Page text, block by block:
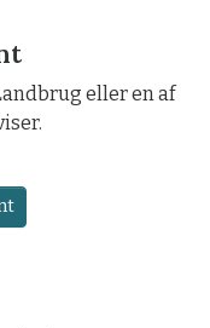
eller en af